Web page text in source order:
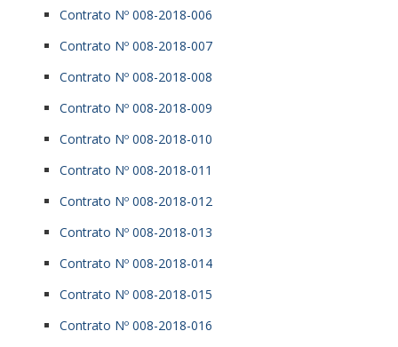
Contrato Nº 008-2018-006
Contrato Nº 008-2018-007
Contrato Nº 008-2018-008
Contrato Nº 008-2018-009
Contrato Nº 008-2018-010
Contrato Nº 008-2018-011
Contrato Nº 008-2018-012
Contrato Nº 008-2018-013
Contrato Nº 008-2018-014
Contrato Nº 008-2018-015
Contrato Nº 008-2018-016